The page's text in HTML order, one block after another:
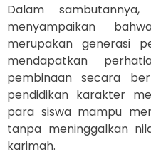
Dalam
menyampaikan
merupakan generasi
mendapatkan
pembinaan secara
pendidikan karakter
para siswa mampu
tanpa meninggalkan
karimah.